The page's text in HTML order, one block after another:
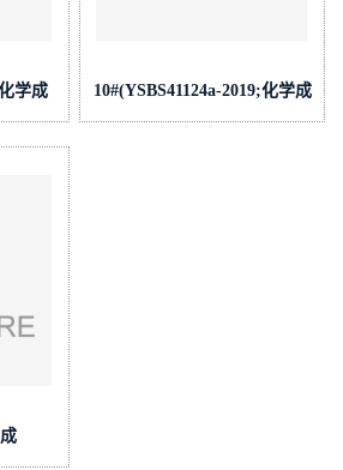
学成
V/Cu)
10#(YSBS41124a-2019;化学成
份:C/Si/Mn/P/S/Cr/Ni/Mo/Cu/Al)